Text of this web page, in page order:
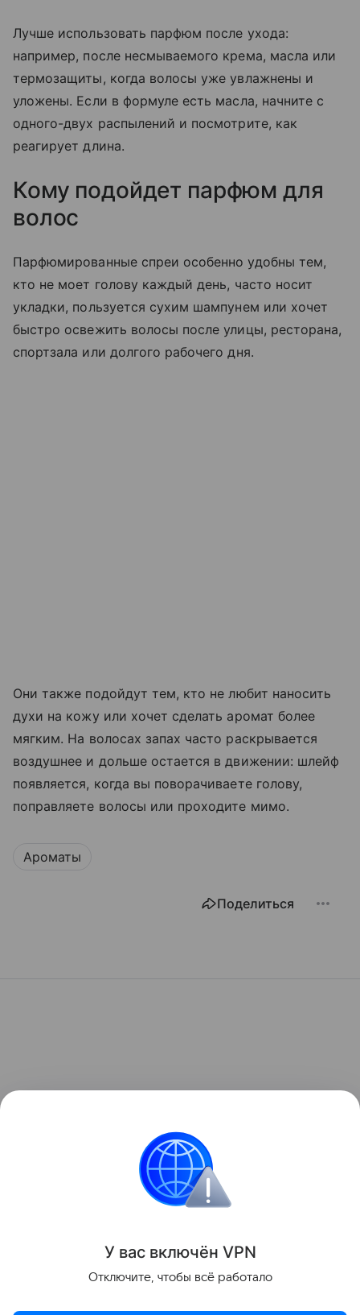
Лучше использовать парфюм после ухода:
например, после несмываемого крема, масла или
термозащиты, когда волосы уже увлажнены и
уложены. Если в формуле есть масла, начните с
одного-двух распылений и посмотрите, как
реагирует длина.
Кому подойдет парфюм для
волос
Парфюмированные спреи особенно удобны тем,
кто не моет голову каждый день, часто носит
укладки, пользуется сухим шампунем или хочет
быстро освежить волосы после улицы, ресторана,
спортзала или долгого рабочего дня.
Они также подойдут тем, кто не любит наносить
духи на кожу или хочет сделать аромат более
мягким. На волосах запах часто раскрывается
воздушнее и дольше остается в движении: шлейф
появляется, когда вы поворачиваете голову,
поправляете волосы или проходите мимо.
Ароматы
Поделиться
У вас включён VPN
Отключите, чтобы всё работало